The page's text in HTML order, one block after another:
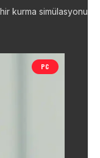
kurma simülasyonu
PC